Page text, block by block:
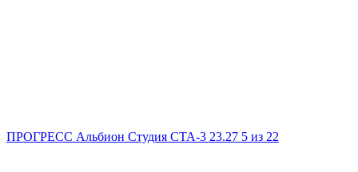
ПРОГРЕСС Альбион Студия СТА-3 23.27 5 из 22